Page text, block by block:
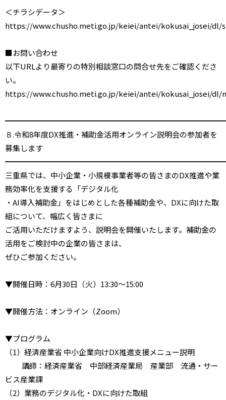
＜チラシデータ＞
https://www.chusho.meti.go.jp/keiei/antei/kokusai_josei/dl/
■お問い合わせ
以下URLより最寄りの特別相談窓口の問合せ先をご確認くださ
い。
https://www.chusho.meti.go.jp/keiei/antei/kokusai_josei/dl/
８.令和8年度DX推進・補助金活用オンライン説明会の参加者を
募集します
三重県では、中小企業・小規模事業者等の皆さまのDX推進や業
務効率化を支援する「デジタル化
・AI導入補助金」をはじめとした各種補助金や、DXに向けた取
組について、幅広く皆さまに
ご活用いただけますよう、説明会を開催いたします。補助金の
活用をご検討中の企業の皆さまは、
ぜひご参加ください。
▼開催日時：6月30日（火）13:30～15:00
▼開催方法：オンライン（Zoom）
▼プログラム
（1）経済産業省 中小企業向けDX推進支援メニュー説明
講師：経済産業省 中部経済産業局 産業部 流通・サー
ビス産業課
（2）業務のデジタル化・DXに向けた取組